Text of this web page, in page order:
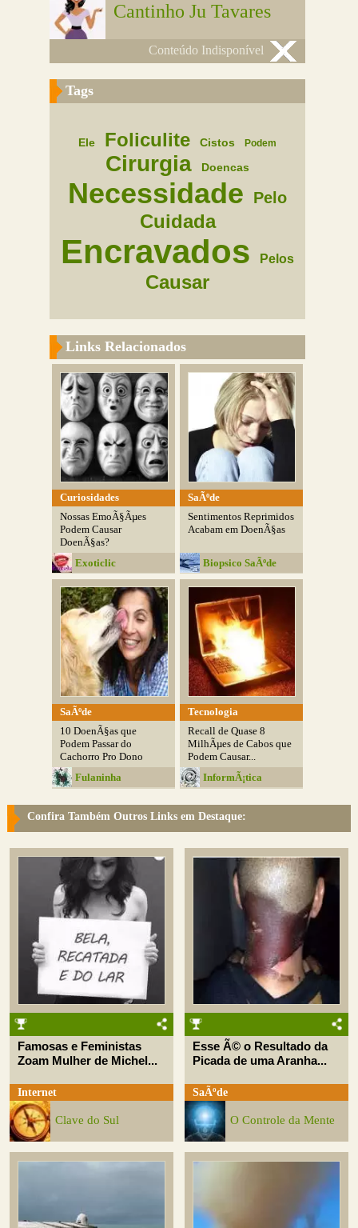
Cantinho Ju Tavares
Conteúdo Indisponível
Tags
Ele Foliculite Cistos Podem
Cirurgia Doencas
Necessidade Pelo
Cuidada
Encravados Pelos
Causar
Links Relacionados
Curiosidades
Nossas EmoÃ§Ãµes
Podem Causar
DoenÃ§as?
Exoticlic
SaÃºde
Sentimentos Reprimidos
Acabam em DoenÃ§as
Biopsico SaÃºde
SaÃºde
10 DoenÃ§as que
Podem Passar do
Cachorro Pro Dono
Fulaninha
Tecnologia
Recall de Quase 8
MilhÃµes de Cabos que
Podem Causar...
InformÃ¡tica
Confira Também Outros Links em Destaque:
Famosas e Feministas
Zoam Mulher de Michel...
Internet
Clave do Sul
Esse Ã© o Resultado da
Picada de uma Aranha...
SaÃºde
O Controle da Mente